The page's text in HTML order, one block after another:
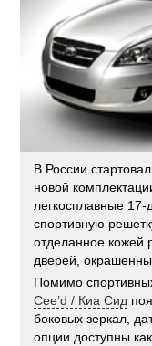
В России
новой
легкосплавные
спортивную
отделанное кожей
дверей,
Помимо
Cee’d / Киа Сид
боковых зеркал,
опции доступны